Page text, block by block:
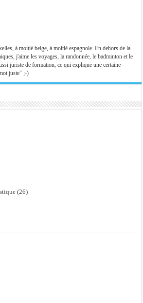
à moitié belge, à moitié espagnole. En dehors de la
j'aime les voyages, la randonnée, le badminton et le
juriste de formation, ce qui explique une certaine
juste" ;-)
(26)